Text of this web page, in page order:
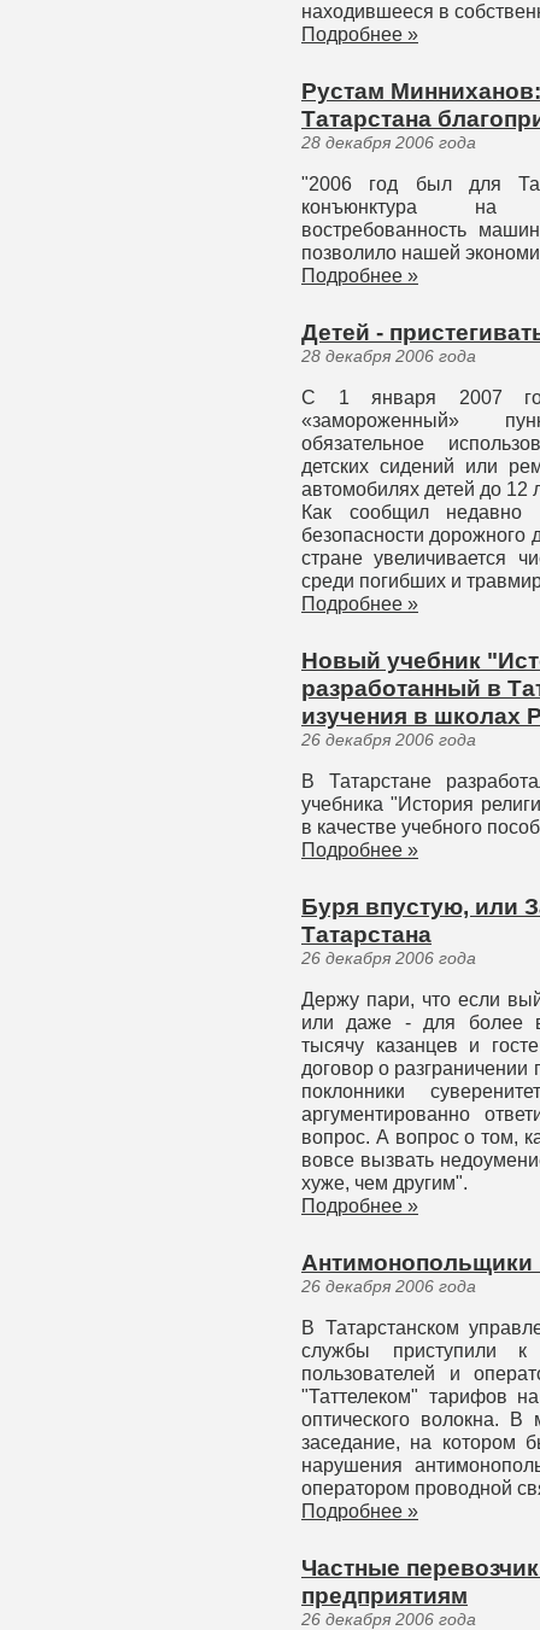
находившееся в
Подробнее »
Рустам
Татарстана
28 декабря 2006 года
"2006 год был для
конъюнктура на
востребованность
позволило нашей
Подробнее »
Детей -
28 декабря 2006 года
С 1 января 2007
«замороженный»
обязательное
детских сидений или
автомобилях детей до 12
Как сообщил
безопасности
стране увеличивается
среди погибших и
Подробнее »
Новый учебник
разработанный в
изучения в школах
26 декабря 2006 года
В Татарстане
учебника "История
в качестве учебного
Подробнее »
Буря впустую, или
Татарстана
26 декабря 2006 года
Держу пари, что если
или даже - для более
тысячу казанцев и
договор о
поклонники
аргументированно
вопрос. А вопрос о том,
вовсе вызвать
хуже, чем другим".
Подробнее »
Антимонопольщики
26 декабря 2006 года
В Татарстанском
службы приступили к
пользователей и
"Таттелеком" тарифов
оптического волокна.
заседание, на котором
нарушения
оператором проводной
Подробнее »
Частные
предприятиям
26 декабря 2006 года